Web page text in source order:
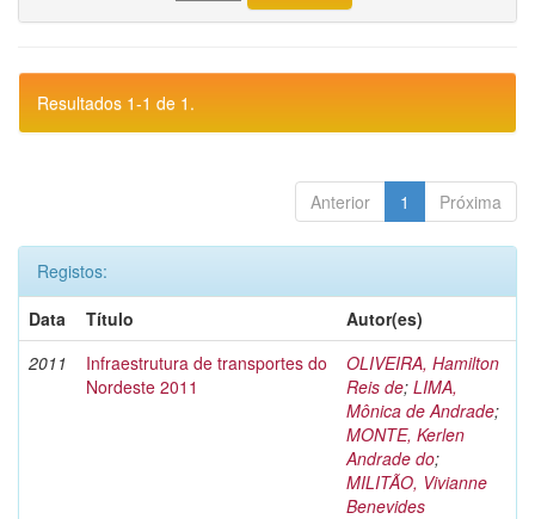
Resultados 1-1 de 1.
Anterior 1 Próxima
Registos:
Data
Título
Autor(es)
2011
Infraestrutura de transportes do
Nordeste 2011
OLIVEIRA, Hamilton
Reis de; LIMA,
Mônica de Andrade;
MONTE, Kerlen
Andrade do;
MILITÃO, Vivianne
Benevides